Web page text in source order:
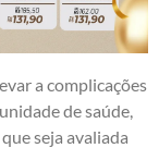
a complicações
de saúde,
seja avaliada